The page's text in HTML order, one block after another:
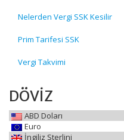
Nelerden Vergi SSK Kesilir
Prim Tarifesi SSK
Vergi Takvimi
DÖVİZ
ABD Doları
Euro
İngiliz Sterlini